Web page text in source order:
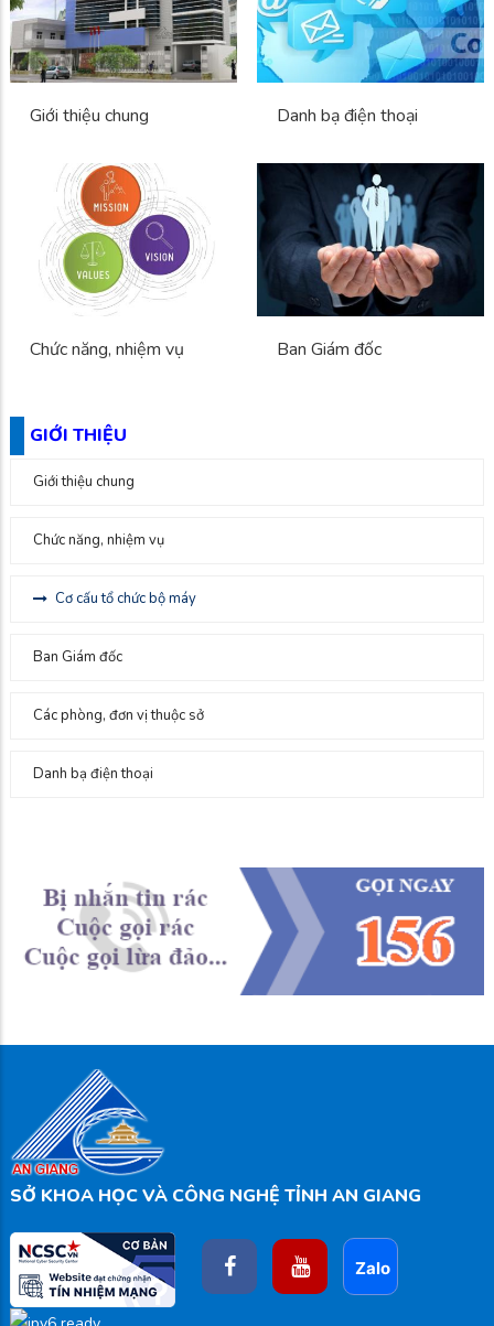
Giới thiệu chung Danh bạ điện thoại
Chức năng, nhiệm vụ Ban Giám đốc
GIỚI THIỆU
Giới thiệu chung
Chức năng, nhiệm vụ
Cơ cấu tổ chức bộ máy
Ban Giám đốc
Các phòng, đơn vị thuộc sở
Danh bạ điện thoại
SỞ KHOA HỌC VÀ CÔNG NGHỆ TỈNH AN GIANG